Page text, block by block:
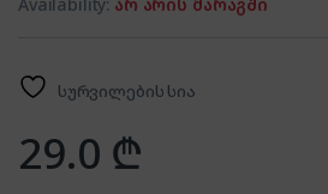
სურვილების სია
29.0 ₾